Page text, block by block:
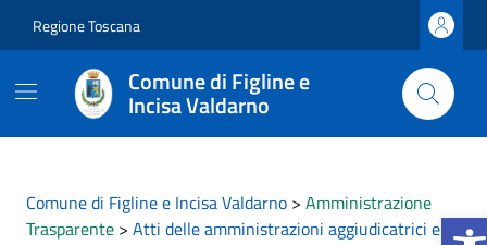
Apri
Regione Toscana
Comune di Figline e
Incisa Valdarno
Comune di Figline e Incisa Valdarno > Amministrazione
Trasparente > Atti delle amministrazioni aggiudicatrici e